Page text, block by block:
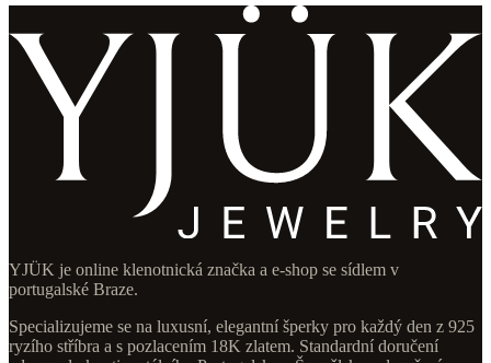
YJÜK je online klenotnická značka a e-shop se sídlem v
portugalské Braze.
Specializujeme se na luxusní, elegantní šperky pro každý den z 925
ryzího stříbra a s pozlacením 18K zlatem. Standardní doručení